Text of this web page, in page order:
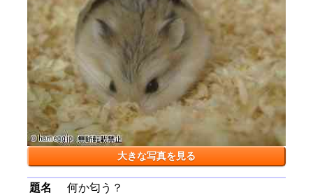
大きな写真を見る
題名
何か匂う？